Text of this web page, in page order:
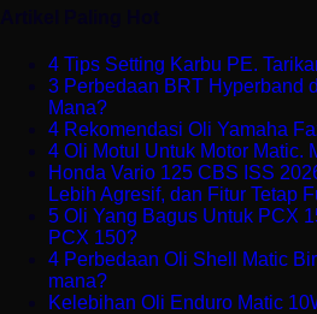
4 Tips Setting Karbu PE.
3 Perbedaan BRT Hyperband
Mana?
4 Rekomendasi Oli Yamaha
4 Oli Motul Untuk Motor Matic.
Honda Vario 125 CBS ISS
Lebih Agresif, dan Fitur Tetap
5 Oli Yang Bagus Untuk PCX
PCX 150?
4 Perbedaan Oli Shell Matic
mana?
Kelebihan Oli Enduro Matic